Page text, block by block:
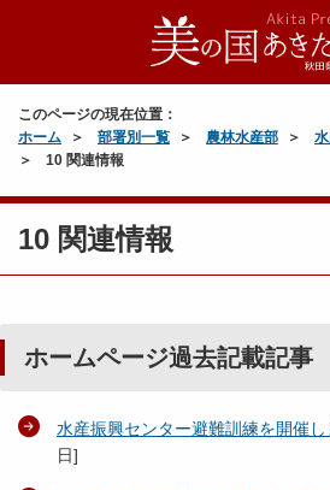
このページの現在位置：
ホーム
部署別一覧 農林水産部
10 関連情報
10 関連情報
ホームページ過去記載記事
水産振興センター避難訓練を開催し
日]